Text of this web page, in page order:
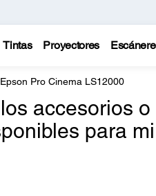
Tintas Proyectores
Epson Pro Cinema LS12000
accesorios
para